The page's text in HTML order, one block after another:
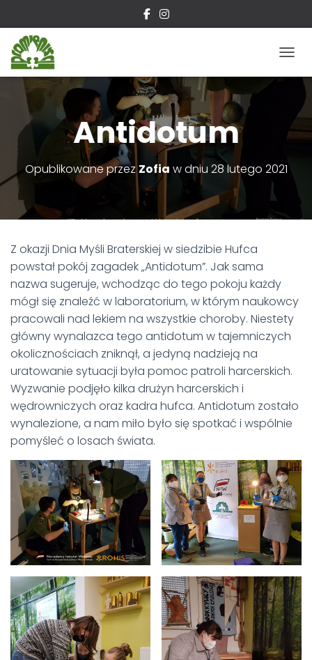
R
Ą
C
N
G
Antidotum
Opublikowane przezZofiaw dniu 28 lutego 2021
Z okazji Dnia Myśli Braterskiej w siedzibie Hufca
powstał pokój zagadek „Antidotum”. Jak sama
nazwa sugeruje, wchodząc do tego pokoju każdy
mógł się znaleźć w laboratorium, w którym naukowcy
pracowali nad lekiem na wszystkie choroby. Niestety
główny wynalazca tego antidotum w tajemniczych
okolicznościach zniknął, a jedyną nadzieją na
uratowanie sytuacji była pomoc patroli harcerskich.
Wyzwanie podjęło kilka drużyn harcerskich i
wędrowniczych oraz kadra hufca. Antidotum zostało
wynalezione, a nam miło było się spotkać i wspólnie
pomyśleć o losach świata.